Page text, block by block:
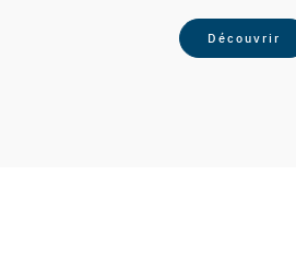
Découvrir